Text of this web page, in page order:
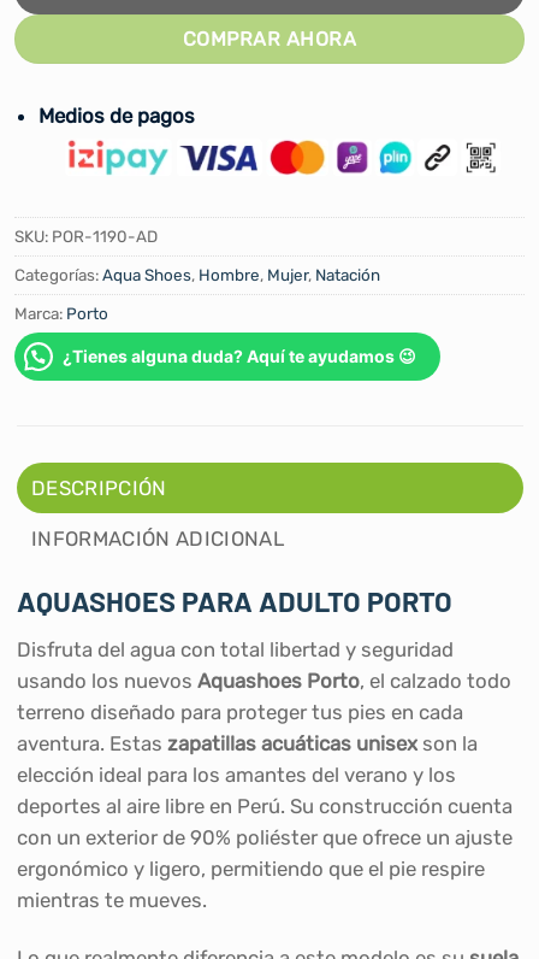
COMPRAR AHORA
Medios de pagos
SKU: POR-1190-AD
Categorías:Aqua Shoes, Hombre, Mujer, Natación
Marca: Porto
¿Tienes alguna duda? Aquí te ayudamos 😉
DESCRIPCIÓN
INFORMACIÓN ADICIONAL
AQUASHOES PARA ADULTO PORTO
Disfruta del agua con total libertad y seguridad
usando los nuevos Aquashoes Porto, el calzado todo
terreno diseñado para proteger tus pies en cada
aventura. Estas zapatillas acuáticas unisexson la
elección ideal para los amantes del verano y los
deportes al aire libre en Perú. Su construcción cuenta
con un exterior de 90% poliéster que ofrece un ajuste
ergonómico y ligero, permitiendo que el pie respire
mientras te mueves.